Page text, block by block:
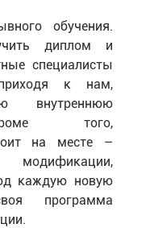
обучения.
диплом и
специалисты
к нам,
внутреннюю
того,
на месте –
каждую новую
программа